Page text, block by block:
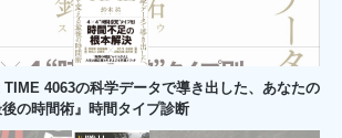
4063の科学データで導き出した、あなたの
の時間術』時間タイプ診断